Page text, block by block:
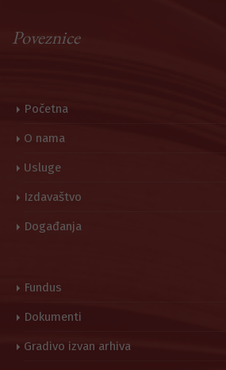
Poveznice
Početna
O nama
Usluge
Izdavaštvo
Događanja
Fundus
Dokumenti
Gradivo izvan arhiva